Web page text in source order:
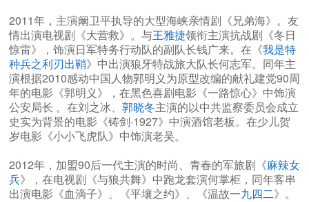
2011年，主演阚卫平执导的大型海峡亲情剧《兄弟海》。友
情出演电视剧《大营救》。与王雅捷领衔主演抗战剧《冬日
惊雷》，饰演日军特务行动队的副队长钱广来。在《我是特
种兵之利刃出鞘》中出演狼牙特战旅大队长何志军。同年主
演根据2010感动中国人物郭明义为原型改编的献礼建党90周
年的电影《郭明义》，在黑色喜剧电影《一路惊心》中饰演
公安局长 。在刘之冰、 郭晓冬主演的以中共监察委员会成立
史实为背景的电影《铸剑·1927》中演酒馆老板。在少儿贺
岁电影《小小飞虎队》中饰演老吴。
2012年，加盟90后一代主演的时尚、青春的军旅剧《麻辣女
兵》，在电视剧《与狼共舞》中跑龙套演何掌柜，同年客串
出演电影《血滴子》、《平壤之约》、《温故一九四二》。